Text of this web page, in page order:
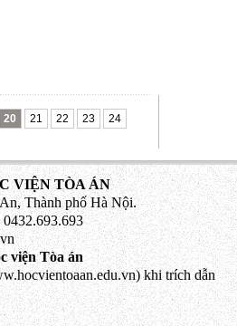
20 21 22 23
24
VIỆN TÒA ÁN
Thành phố Hà Nội.
viện Tòa án
khi trích dẫn